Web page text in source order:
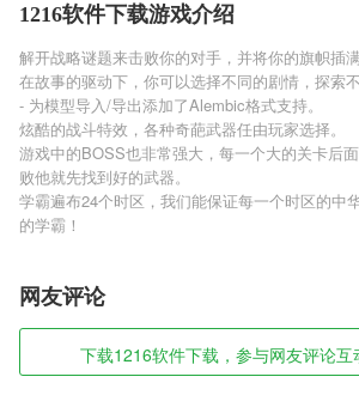
1216软件下载游戏介绍
解开战略谜题来击败你的对手，并将你的旗帜插
在故事的驱动下，你可以选择不同的剧情，探索
- 为模型导入/导出添加了Alembic格式支持。
炫酷的战斗特效，各种奇葩武器任由玩家选择。
游戏中的BOSS也非常强大，每一个大的关卡后
败他就先找到好的武器。
学霸遍布24个时区，我们能保证每一个时区的中
的学霸！
网友评论
下载1216软件下载，参与网友评论